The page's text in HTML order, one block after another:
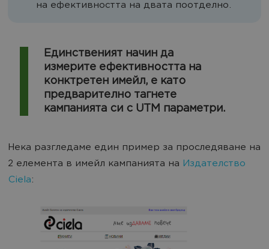
на ефективността на двата поотделно.
Единственият начин да
измерите ефективността на
конктретен имейл, е като
предварително тагнете
кампанията си с UTM параметри.
Нека разгледаме един пример за проследяване на
2 елемента в имейл кампанията на Издателство
Ciela: